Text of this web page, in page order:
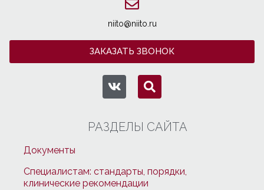
niito@niito.ru
ЗАКАЗАТЬ ЗВОНОК
РАЗДЕЛЫ САЙТА
Документы
Специалистам: стандарты, порядки,
клинические рекомендации